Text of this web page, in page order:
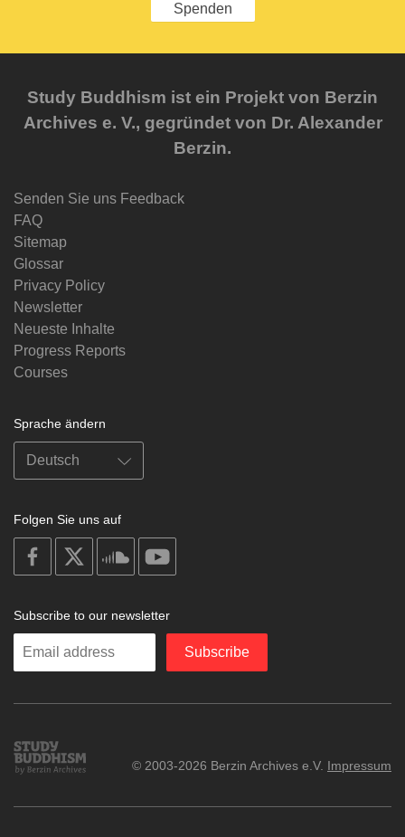
Spenden
Study Buddhism ist ein Projekt von Berzin
Archives e. V., gegründet von Dr. Alexander
Berzin.
Senden Sie uns Feedback
FAQ
Sitemap
Glossar
Privacy Policy
Newsletter
Neueste Inhalte
Progress Reports
Courses
Sprache ändern
Folgen Sie uns auf
on
facebook
soundcloud
Subscribe to our newsletter
Enter
Subscribe
Study
Buddhism
© 2003-2026 Berzin Archives e.V. Impressum